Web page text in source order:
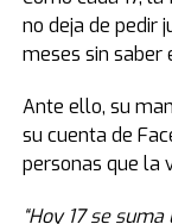
no deja de pedir
meses sin saber
Ante ello, su
su cuenta de
personas que la
“Hoy 17 se